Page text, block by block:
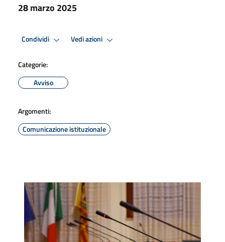
28 marzo 2025
Condividi Vedi azioni
Categorie:
Avviso
Argomenti:
Comunicazione istituzionale